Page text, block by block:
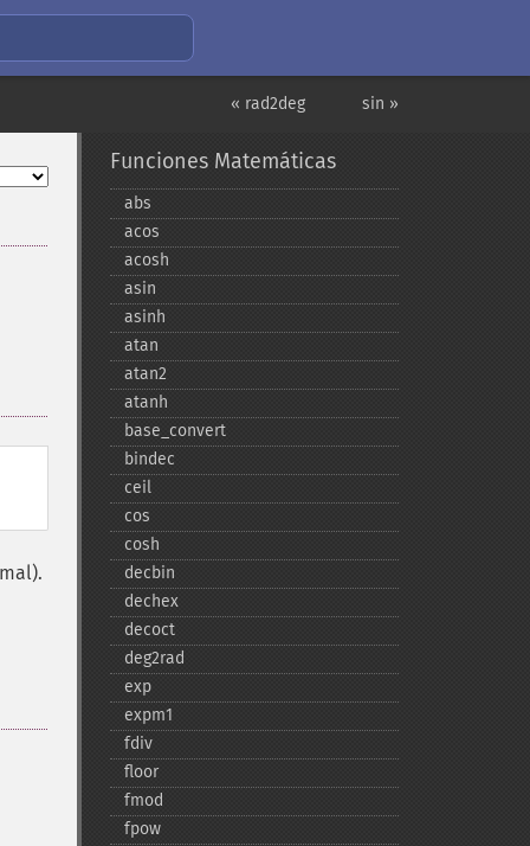
sin »
« rad2deg
Funciones Matemáticas
abs
acos
acosh
asin
asinh
atan
atan2
atanh
base_​convert
bindec
ceil
cos
cosh
decbin
dechex
decoct
deg2rad
exp
expm1
fdiv
floor
fmod
fpow